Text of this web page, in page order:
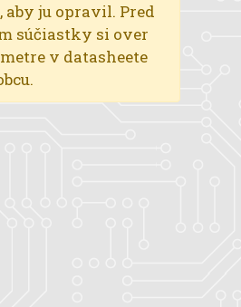
, aby ju opravil. Pred
súčiastky si over
v datasheete